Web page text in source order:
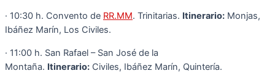
· 10:30 h. Convento de RR.MM. Trinitarias. Itinerario: Monjas,
Ibáñez Marín, Los Civiles.
· 11:00 h. San Rafael – San José de la
Montaña. Itinerario: Civiles, Ibáñez Marín, Quintería.